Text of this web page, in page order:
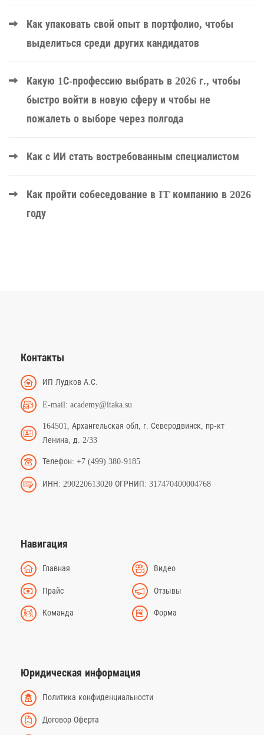
Как упаковать свой опыт в портфолио, чтобы
выделиться среди других кандидатов
Какую 1С-профессию выбрать в 2026 г., чтобы
быстро войти в новую сферу и чтобы не
пожалеть о выборе через полгода
Как с ИИ стать востребованным специалистом
Как пройти собеседование в IT компанию в 2026
году
Контакты
ИП Лудков А.С.
E-mail: academy@itaka.su
164501, Архангельская обл, г. Северодвинск, пр-кт
Ленина, д. 2/33
Телефон: +7 (499) 380-9185
ИНН: 290220613020 ОГРНИП: 317470400004768
Навигация
Главная Видео
Прайс Отзывы
Команда Форма
Юридическая информация
Политика конфиденциальности
Договор Оферта